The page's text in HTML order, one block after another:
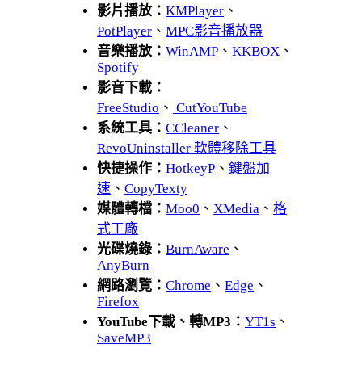
影片播放： KMPlayer 、
PotPlayer 、 MPC影音播放器
音樂播放： WinAMP 、 KKBOX 、
Spotify
影音下載：
FreeStudio 、 CutYouTube
系統工具： CCleaner 、
RevoUninstaller 軟體移除工具
快捷操作： HotkeyP 、 鍵盤加
速 、 CopyTexty
媒體轉檔： Moo0 、 XMedia 、 格
式工廠
光碟燒錄： BurnAware 、
AnyBurn
網路瀏覽： Chrome 、 Edge 、
Firefox
YouTube下載、轉MP3： YT1s 、
SaveMP3